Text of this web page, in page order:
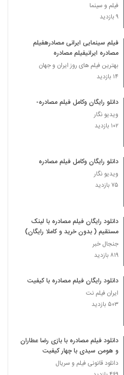
فیلم و سینما
۹ بازدید
فیلم سینمایی ایرانی مصادرهفیلم
مصادره ایرانیفیلم مصادره
بهترین فیلم های روز ایران و جهان
۱۴ بازدید
دانلو رایگان وکامل فیلم مصادره-
ویدیو نگار
۱۰۲ بازدید
دانلو رایگان وکامل فیلم مصادره
ویدیو نگار
۷۵ بازدید
دانلود رایگان فیلم مصادره با لینک
مستقیم ( بدون خرید و کاملا رایگان)
جنجال خبر
۸۱۹ بازدید
دانلود رایگان فیلم مصادره با کیفیت
ایران فیلم نت
۵۰۳ بازدید
دانلود فیلم مصادره با بازی رضا عطاران
و هومن سیدی با چهار کیفیت
دانلود قانونی فیلم و سریال